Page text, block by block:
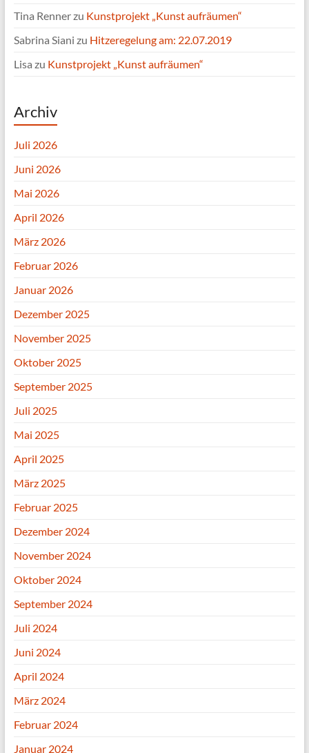
Tina Rennerzu Kunstprojekt „Kunst aufräumen“
Sabrina Siani zu Hitzeregelung am: 22.07.2019
Lisa zu Kunstprojekt „Kunst aufräumen“
Archiv
Juli 2026
Juni 2026
Mai 2026
April 2026
März 2026
Februar 2026
Januar 2026
Dezember 2025
November 2025
Oktober 2025
September 2025
Juli 2025
Mai 2025
April 2025
März 2025
Februar 2025
Dezember 2024
November 2024
Oktober 2024
September 2024
Juli 2024
Juni 2024
April 2024
März 2024
Februar 2024
Januar 2024